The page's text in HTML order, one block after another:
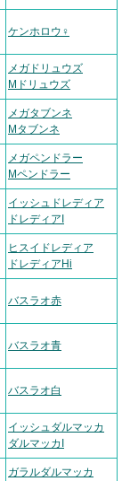
ケンホロウ♀
メガドリュウズ
Mドリュウズ
メガタブンネ
Mタブンネ
メガペンドラー
Mペンドラー
イッシュドレディア
ドレディアI
ヒスイドレディア
ドレディアHi
バスラオ赤
バスラオ青
バスラオ白
イッシュダルマッカ
ダルマッカI
ガラルダルマッカ